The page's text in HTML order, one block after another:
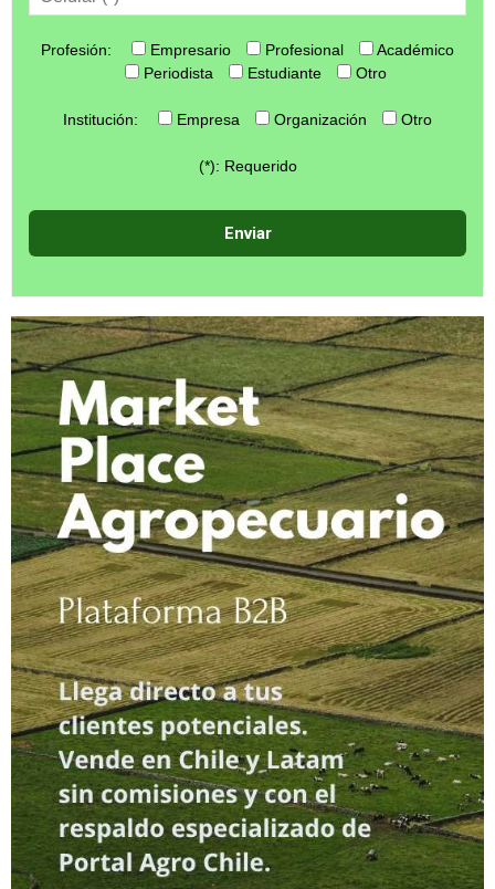
Profesión: Empresario Profesional
Académico
Periodista
Estudiante Otro
Institución: Empresa Organización Otro
(*): Requerido